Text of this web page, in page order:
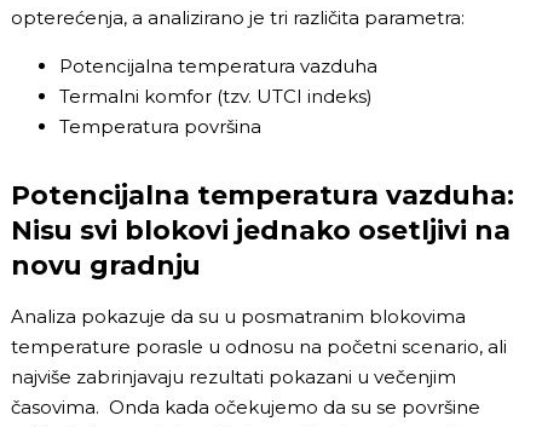
opterećenja, a analizirano je tri različita parametra:
Potencijalna temperatura vazduha
Termalni komfor (tzv. UTCI indeks)
Temperatura površina
Potencijalna temperatura vazduha:
Nisu svi blokovi jednako osetljivi na
novu gradnju
Analiza pokazuje da su u posmatranim blokovima
temperature porasle u odnosu na početni scenario, ali
najviše zabrinjavaju rezultati pokazani u večenjim
časovima. Onda kada očekujemo da su se površine